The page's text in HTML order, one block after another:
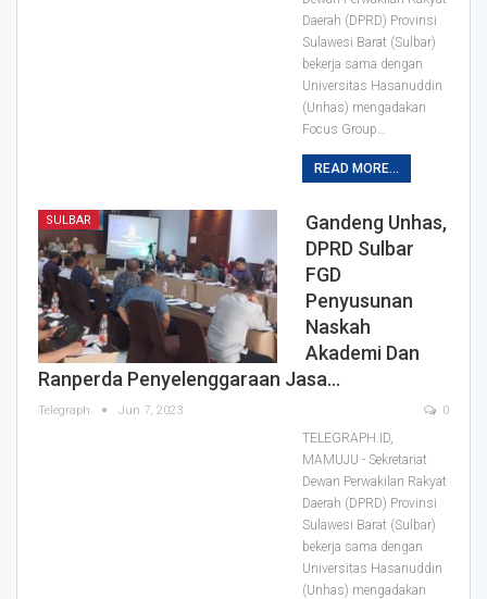
Daerah (DPRD) Provinsi
Sulawesi Barat (Sulbar)
bekerja sama dengan
Universitas Hasanuddin
(Unhas) mengadakan
Focus Group…
READ MORE...
SULBAR
Gandeng Unhas,
DPRD Sulbar
FGD
Penyusunan
Naskah
Akademi Dan
Ranperda Penyelenggaraan Jasa…
Telegraph Jun 7, 2023 0
TELEGRAPH.ID,
MAMUJU - Sekretariat
Dewan Perwakilan Rakyat
Daerah (DPRD) Provinsi
Sulawesi Barat (Sulbar)
bekerja sama dengan
Universitas Hasanuddin
(Unhas) mengadakan